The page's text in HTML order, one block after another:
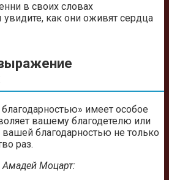
в своих словах
увидите, как они оживят сердца
имеет особое
вашему благодетелю или
вашей благодарностью не только
раз.
Амадей Моцарт: